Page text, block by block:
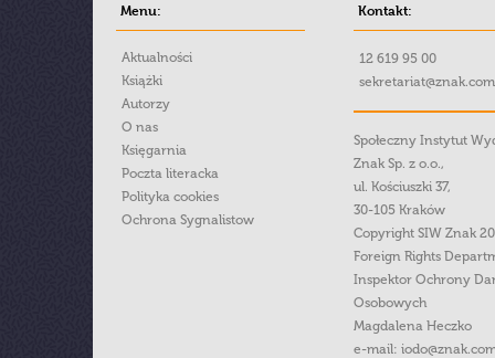
Menu:
Aktualności
Książki
Autorzy
O nas
Księgarnia
Poczta literacka
Polityka cookies
Ochrona Sygnalistow
Kontakt:
12 619 95 00
Społeczny Instytut
Znak Sp. z o.o.,
ul. Kościuszki 37,
30-105 Kraków
Copyright SIW Znak
Foreign Rights
Inspektor Ochrony
Osobowych
Magdalena Heczko
e-mail: